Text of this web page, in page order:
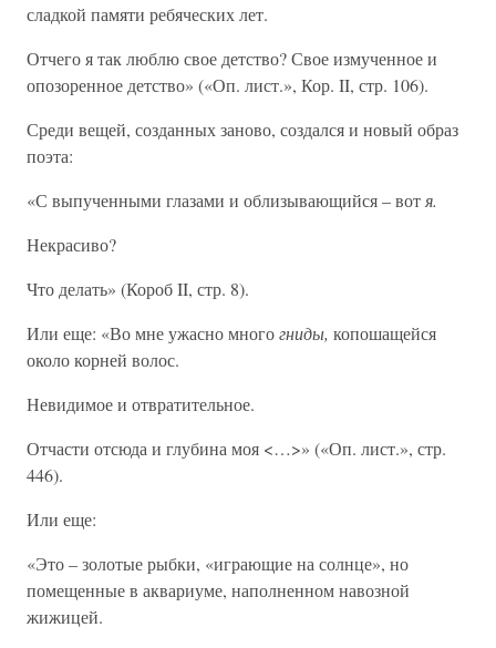
сладкой памяти ребяческих лет.
Отчего я так люблю свое детство? Свое измученное и
опозоренное детство» («Оп. лист.», Кор. II, стр. 106).
Среди вещей, созданных заново, создался и новый образ
поэта:
«С выпученными глазами и облизывающийся – вотя.
Некрасиво?
Что делать» (Короб II, стр. 8).
Или еще: «Во мне ужасно многогниды, копошащейся
около корней волос.
Невидимое и отвратительное.
Отчасти отсюда и глубина моя <…>» («Оп. лист.», стр.
446).
Или еще:
«Это – золотые рыбки, «играющие на солнце», но
помещенные в аквариуме, наполненном навозной
жижицей.